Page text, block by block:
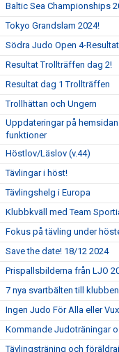
Baltic Sea Championships
Tokyo Grandslam 2024!
Södra Judo Open 4-Resultat
Resultat Trollträffen dag 2!
Resultat dag 1 Trollträffen
Trollhättan och Ungern
Uppdateringar på
funktioner
Höstlov/Läslov (v.44)
Tävlingar i höst!
Tävlingshelg i Europa
Klubbkväll med Team
Fokus på tävling under
Save the date! 18/12 2024
Prispallsbilderna från LJO
7 nya svartbälten till
Ingen Judo För Alla eller
Kommande Judoträningar
Tävlingsträning och